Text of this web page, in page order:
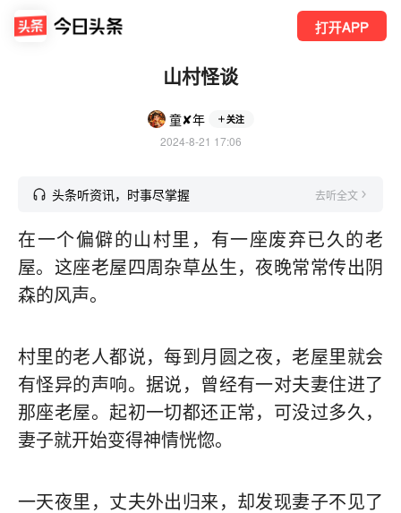
打开APP
山村怪谈
童✘年 关注
2024-8-21 17:06
头条听资讯，时事尽掌握 去听全文
在一个偏僻的山村里，有一座废弃已久的老
屋。这座老屋四周杂草丛生，夜晚常常传出阴
森的风声。
村里的老人都说，每到月圆之夜，老屋里就会
有怪异的声响。据说，曾经有一对夫妻住进了
那座老屋。起初一切都还正常，可没过多久，
妻子就开始变得神情恍惚。
一天夜里，丈夫外出归来，却发现妻子不见了